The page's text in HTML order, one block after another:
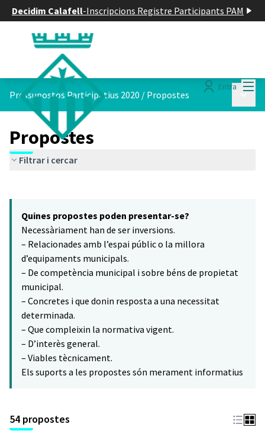
Decidim Calafell-Inscripcions Registre Participants PAM
Entra
Pressupostos Participatius 2020 / Propostes
Propostes
Filtrar i cercar
−
Quines propostes poden presentar-se?
Necessàriament han de ser inversions.
– Relacionades amb l’espai públic o la millora
d’equipaments municipals.
– De competència municipal i sobre béns de propietat
municipal.
– Concretes i que donin resposta a una necessitat
determinada.
– Que compleixin la normativa vigent.
– D’interès general.
– Viables tècnicament.
Els suports a les propostes són merament informatius
54 propostes